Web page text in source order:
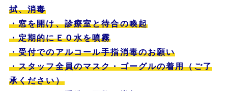
拭、消毒
・窓を開け、診療室と待合の喚起
・定期的にＥＯ水を噴霧
・受付でのアルコール手指消毒のお願い
・スタッフ全員のマスク・ゴーグルの着用（ご了
承ください）